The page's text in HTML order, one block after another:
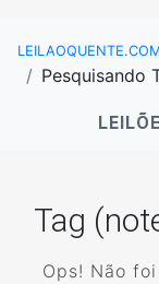
Pesquisando
Tag
Ops! Não